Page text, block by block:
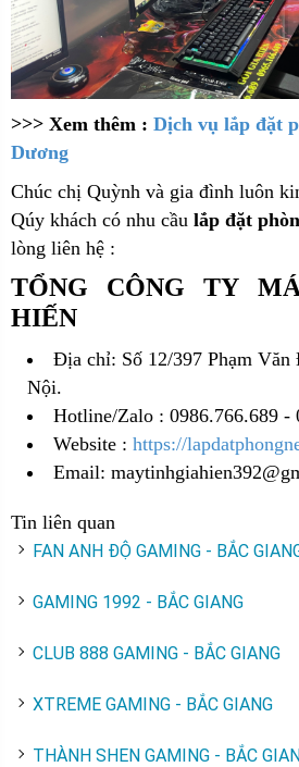
>>> Xem thêm : Dịch vụ lắp đặt
Dương
Chúc chị Quỳnh và gia đình luôn
Qúy khách có nhu cầu lắp đặt
lòng liên hệ :
TỔNG CÔNG TY
HIẾN
Địa chỉ: Số 12/397 Phạm
Nội.
Hotline/Zalo : 0986.766.689 -
Website : https://
Email:
Tin liên quan
FAN ANH ĐỘ GAMING - BẮC
GAMING 1992 - BẮC GIANG
CLUB 888 GAMING - BẮC GIANG
XTREME GAMING - BẮC GIANG
THÀNH SHEN GAMING - BẮC